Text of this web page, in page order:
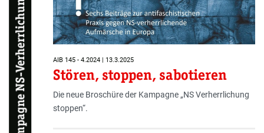
AIB 145 - 4.2024 | 13.3.2025
Stören, stoppen, sabotieren
Die neue Broschüre der Kampagne „NS Verherrlichung
stoppen“.